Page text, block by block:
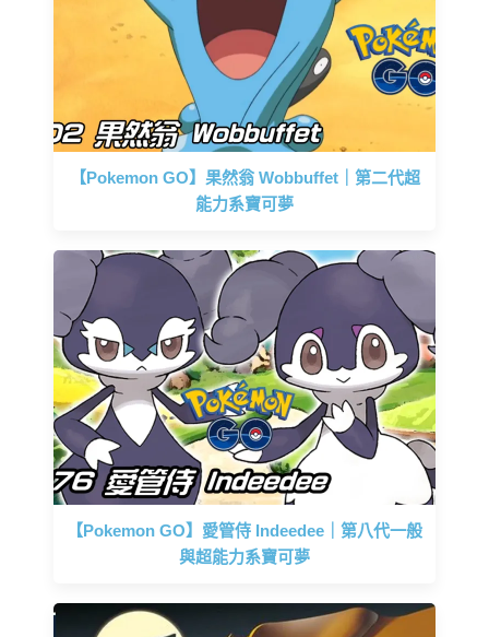
【Pokemon GO】果然翁 Wobbuffet｜第二代超
能力系寶可夢
【Pokemon GO】愛管侍 Indeedee｜第八代一般
與超能力系寶可夢